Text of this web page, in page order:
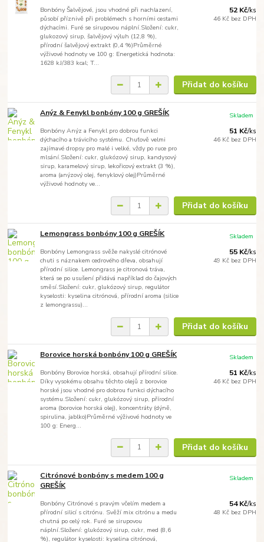
Bonbóny Šalvějové, jsou vhodné při nachlazení,
působí příznivě při problémech s horními cestami
dýchacími. Furé se sirupovou náplní.Složení: cukr,
glukozový sirup, šalvějový výluh (12,8 %),
přírodní šalvějový extrakt (0,4 %)Průměrné
výživové hodnoty ve 100 g: Energetická hodnota:
1628 kJ/383 kcal; T...
52 Kč/ks
46 Kč bez DPH
Přidat do košíku
Anýz & Fenykl bonbóny 100 g GREŠÍK
Bonbóny Anýz a Fenykl pro dobrou funkci
dýchacího a trávicího systému. Chuťově velmi
zajímavé dropsy pro malé i velké, vždy po ruce pro
mlsání.Složení: cukr, glukózový sirup, kandysový
sirup, karamelový sirup, lekořicový extrakt (3 %),
aroma (anýzový olej, fenyklový olej)Průměrné
výživové hodnoty ve...
51 Kč/ks
46 Kč bez DPH
Skladem
Přidat do košíku
Lemongrass bonbóny 100 g GREŠÍK
Bonbóny Lemongrass svěže nakyslé citrónové
chuti s náznakem cedrového dřeva, obsahují
přírodní silice. Lemongrass je citronová tráva,
která se po usušení přidává například do čajových
směsí.Složení: cukr, glukózový sirup, regulátor
kyselosti: kyselina citrónová, přírodní aroma (silice
z lemongrassu)...
55 Kč/ks
49 Kč bez DPH
Skladem
Přidat do košíku
Borovice horská bonbóny 100 g GREŠÍK
Bonbóny Borovice horská, obsahují přírodní silice.
Díky vysokému obsahu těchto olejů z borovice
horské jsou vhodné pro dobrou funkci dýchacího
systému.Složení: cukr, glukózový sirup, přírodní
aroma (borovice horská olej), koncentráty (dýně,
spirulina, jablko)Průměrné výživové hodnoty ve
100 g: Energ...
51 Kč/ks
46 Kč bez DPH
Skladem
Přidat do košíku
Citrónové bonbóny s medem 100 g
GREŠÍK
Bonbóny Citrónové s pravým včelím medem a
přírodní silicí s citrónu. Svěží mix citrónu a medu
chutná po celý rok. Furé se sirupovou
náplní.Složení: glukózový sirup, cukr, med (8,6
%), regulátor kyselosti: kyselina citrónová,
54 Kč/ks
48 Kč bez DPH
Skladem